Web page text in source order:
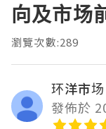
向及市场
瀏覽次數:289
环洋市场
發佈於